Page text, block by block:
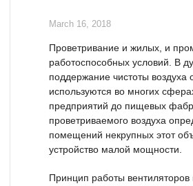
March 16, 2018
Проветривание и жилых, и
работоспособных условий. В
поддержание чистоты
используются во многих
предприятий до пищевых
проветриваемого воздуха
помещений некрупных этот
устройство малой мощности.
Принцип работы вентиляторов